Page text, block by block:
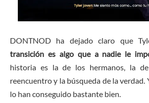
DONTNOD ha dejado claro que
transición es algo que a nadie le
historia es la de los hermanos, la
reencuentro y la búsqueda de la verdad.
lo han conseguido bastante bien.